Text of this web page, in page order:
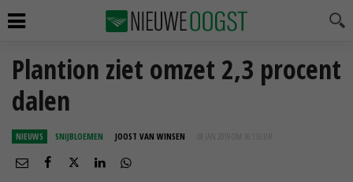
Plantion ziet omzet 2,3 procent
dalen
NIEUWS SNIJBLOEMEN JOOST VAN WINSEN 08 JAN 2019 OM 16:13